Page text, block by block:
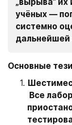
учёных —
системно
дальнейшей
Основные